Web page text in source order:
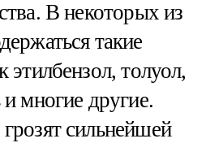
В некоторых из
такие
этилбензол, толуол,
многие другие.
сильнейшей